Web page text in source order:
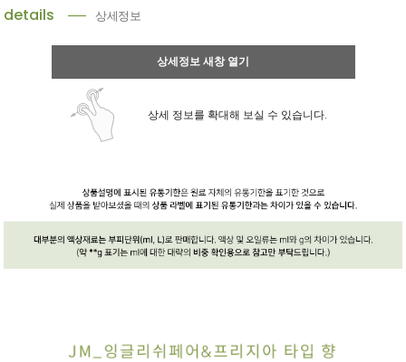
details 상세정보
상세정보 새창 열기
상세 정보를 확대해 보실 수 있습니다.